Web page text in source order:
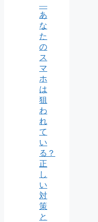
―
あ
な
た
の
ス
マ
ホ
は
狙
わ
れ
て
い
る？
正
し
い
対
策
と